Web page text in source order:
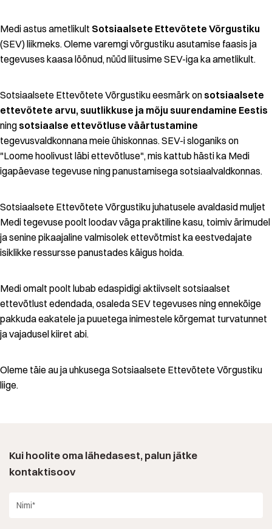
Medi astus ametlikult Sotsiaalsete Ettevõtete Võrgustiku
(SEV) liikmeks. Oleme varemgi võrgustiku asutamise faasis ja
tegevuses kaasa löönud, nüüd liitusime SEV-iga ka ametlikult.
Sotsiaalsete Ettevõtete Võrgustiku eesmärk on sotsiaalsete
ettevõtete arvu, suutlikkuse ja mõju suurendamine Eestis
ning sotsiaalse ettevõtluse väärtustamine
tegevusvaldkonnana meie ühiskonnas. SEV-i sloganiks on
"Loome hoolivust läbi ettevõtluse", mis kattub hästi ka Medi
igapäevase tegevuse ning panustamisega sotsiaalvaldkonnas.
Sotsiaalsete Ettevõtete Võrgustiku juhatusele avaldasid muljet
Medi tegevuse poolt loodav väga praktiline kasu, toimiv ärimudel
ja senine pikaajaline valmisolek ettevõtmist ka eestvedajate
isiklikke ressursse panustades käigus hoida.
Medi omalt poolt lubab edaspidigi aktiivselt sotsiaalset
ettevõtlust edendada, osaleda SEV tegevuses ning ennekõige
pakkuda eakatele ja puuetega inimestele kõrgemat turvatunnet
ja vajadusel kiiret abi.
Oleme täie au ja uhkusega Sotsiaalsete Ettevõtete Võrgustiku
liige.
Kui hoolite oma lähedasest, palun jätke
kontaktisoov